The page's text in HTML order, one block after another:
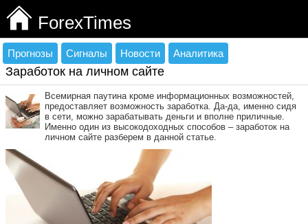
ForexTimes
Прогнозы Сигналы Новости Аналитика
Заработок на личном сайте
Всемирная паутина кроме информационных возможностей,
предоставляет возможность заработка. Да-да, именно сидя
в сети, можно зарабатывать деньги и вполне приличные.
Именно один из высокодоходных способов – заработок на
личном сайте разберем в данной статье.